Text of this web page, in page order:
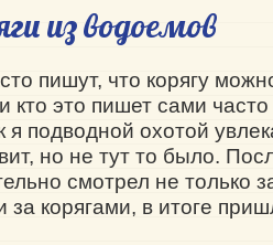
из водоемов
пишут, что корягу
кто это пишет сами часто
я подводной охотой
но не тут то было.
смотрел не только
корягами, в итоге